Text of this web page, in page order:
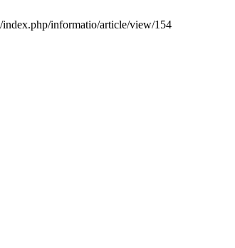
informatio/article/view/154